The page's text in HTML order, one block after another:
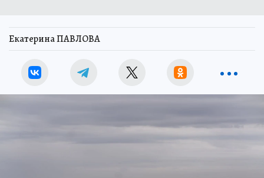
Екатерина ПАВЛОВА